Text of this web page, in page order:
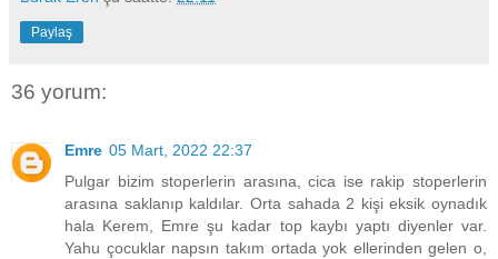
Paylaş
36 yorum:
Emre 05 Mart, 2022 22:37
Pulgar bizim stoperlerin arasına, cica ise rakip stoperlerin
arasına saklanıp kaldılar. Orta sahada 2 kişi eksik oynadık
hala Kerem, Emre şu kadar top kaybı yaptı diyenler var.
Yahu çocuklar napsın takım ortada yok ellerinden gelen o,